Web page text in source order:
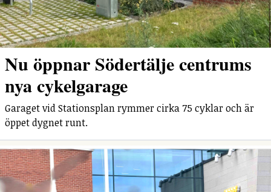
Nu öppnar Södertälje centrums
nya cykelgarage
Garaget vid Stationsplan rymmer cirka 75 cyklar och är
öppet dygnet runt.